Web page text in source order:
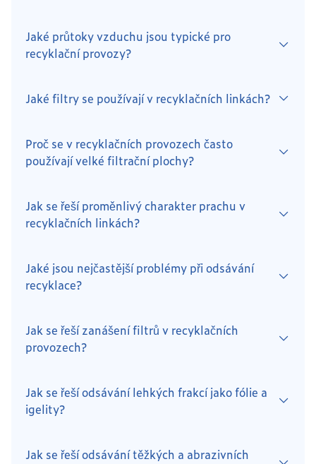
Jaké průtoky vzduchu jsou typické pro
recyklační provozy?
Jaké filtry se používají v recyklačních linkách?
Proč se v recyklačních provozech často
používají velké filtrační plochy?
Jak se řeší proměnlivý charakter prachu v
recyklačních linkách?
Jaké jsou nejčastější problémy při odsávání
recyklace?
Jak se řeší zanášení filtrů v recyklačních
provozech?
Jak se řeší odsávání lehkých frakcí jako fólie a
igelity?
Jak se řeší odsávání těžkých a abrazivních